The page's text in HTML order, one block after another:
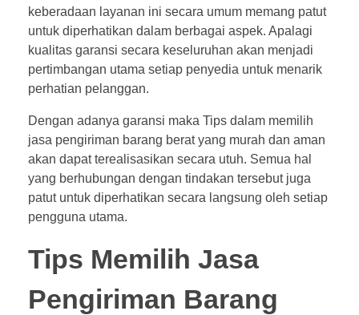
keberadaan layanan ini secara umum memang patut
untuk diperhatikan dalam berbagai aspek. Apalagi
kualitas garansi secara keseluruhan akan menjadi
pertimbangan utama setiap penyedia untuk menarik
perhatian pelanggan.
Dengan adanya garansi maka Tips dalam memilih
jasa pengiriman barang berat yang murah dan aman
akan dapat terealisasikan secara utuh. Semua hal
yang berhubungan dengan tindakan tersebut juga
patut untuk diperhatikan secara langsung oleh setiap
pengguna utama.
Tips Memilih Jasa
Pengiriman Barang